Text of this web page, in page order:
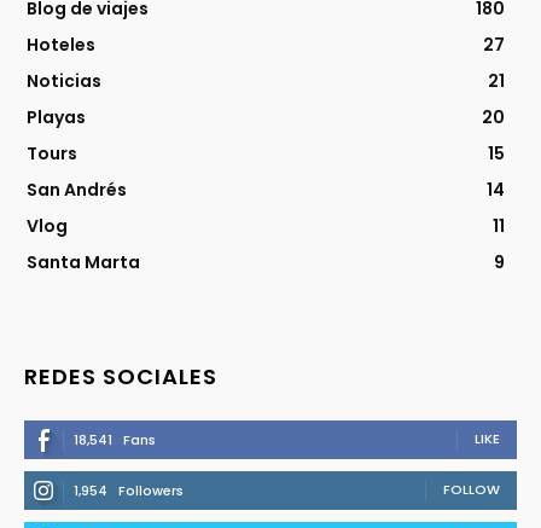
Blog de viajes
180
Hoteles
27
Noticias
21
Playas
20
Tours
15
San Andrés
14
Vlog
11
Santa Marta
9
REDES SOCIALES
18,541 Fans LIKE
1,954 Followers FOLLOW